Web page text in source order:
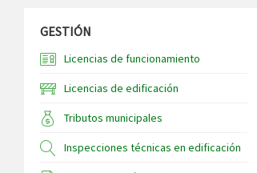
GESTIÓN
Licencias de funcionamiento
Licencias de edificación
Tributos municipales
Inspecciones técnicas en edificación